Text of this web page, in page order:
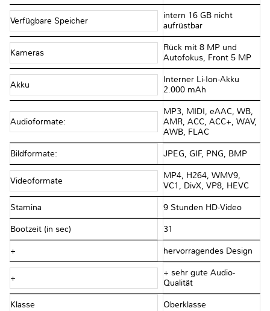
Verfügbare Speicher
intern 16 GB nicht
aufrüstbar
Kameras
Rück mit 8 MP und
Autofokus, Front 5 MP
Akku
Interner Li-Ion-Akku
2.000 mAh
Audioformate:
MP3, MIDI, eAAC, WB,
AMR, ACC, ACC+, WAV,
AWB, FLAC
Bildformate: JPEG, GIF, PNG, BMP
Videoformate
MP4, H264, WMV9,
VC1, DivX, VP8, HEVC
Stamina 9 Stunden HD-Video
Bootzeit (in sec) 31
+ hervorragendes Design
+
+ sehr gute Audio-
Qualität
Klasse Oberklasse